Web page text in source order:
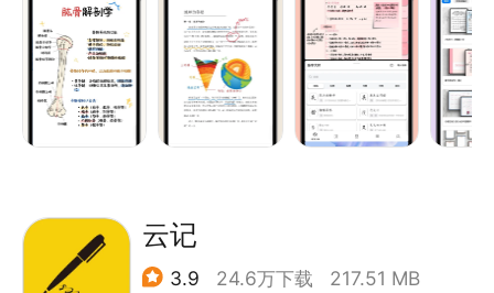
使用 Office 更好地进行协作
OneNote 是 Office 系列的一部分，与你喜爱的应用
（如 Excel 或 Word）搭配使用效果极佳，有助于完成
更多工作。
使用 OneNote 徽章作为记事本，在有灵感时立即列出
你的想法。徽章会悬停在屏幕上，让你能在通话中、上
- 流畅书写： 手写软件提供了流畅的书写体验，无论
是速写还是详细记录，都能准确捕捉你的笔迹。
将笔记放入文件夹
- 快速查找： 不再为寻找特定笔记而浪费时间，你可
以轻松地找到你需要的内容。
云记
3.9 24.6万下载 217.51 MB